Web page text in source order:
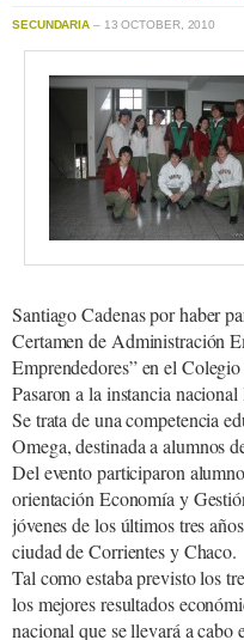
SECUNDARIA – 13 OCTOBER, 2010
Santiago Cadenas por haber
Certamen de Administración
Emprendedores” en el
Pasaron a la instancia
Se trata de una competencia
Omega, destinada a alumnos
Del evento participaron
orientación Economía y
jóvenes de los últimos tres
ciudad de Corrientes y Chaco.
Tal como estaba previsto los
los mejores resultados
nacional que se llevará a cabo